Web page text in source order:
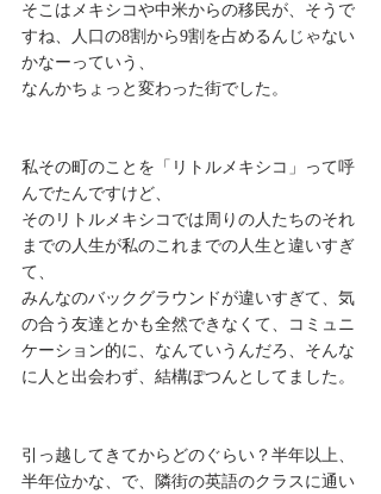
そこはメキシコや中米からの移民が、そうで
すね、人口の8割から9割を占めるんじゃない
かなーっていう、
なんかちょっと変わった街でした。
私その町のことを「リトルメキシコ」って呼
んでたんですけど、
そのリトルメキシコでは周りの人たちのそれ
までの人生が私のこれまでの人生と違いすぎ
て、
みんなのバックグラウンドが違いすぎて、気
の合う友達とかも全然できなくて、コミュニ
ケーション的に、なんていうんだろ、そんな
に人と出会わず、結構ぽつんとしてました。
引っ越してきてからどのぐらい？半年以上、
半年位かな、で、隣街の英語のクラスに通い